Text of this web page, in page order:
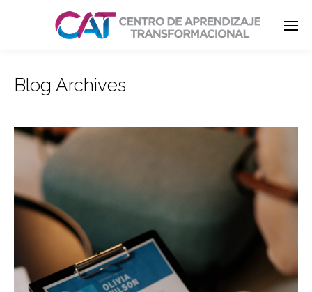
Enter tracking ID
Blog Archives